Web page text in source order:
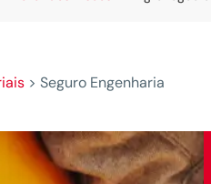
> Seguro Engenharia